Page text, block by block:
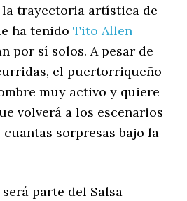
la trayectoria artística de
ha tenidoTito Allen
por sí solos. A pesar de
el puertorriqueño
muy activo y quiere
volverá a los escenarios
sorpresas bajo la
parte del Salsa